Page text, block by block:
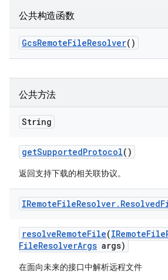
公共构造函数
GcsRemoteFileResolver()
公共方法
String
getSupportedProtocol()
返回支持下载的相关联协议。
IRemoteFileResolver. Resolved
resolveRemoteFile(IRemoteFile
FileResolverArgs args)
在面向未来的接口中解析远程文件